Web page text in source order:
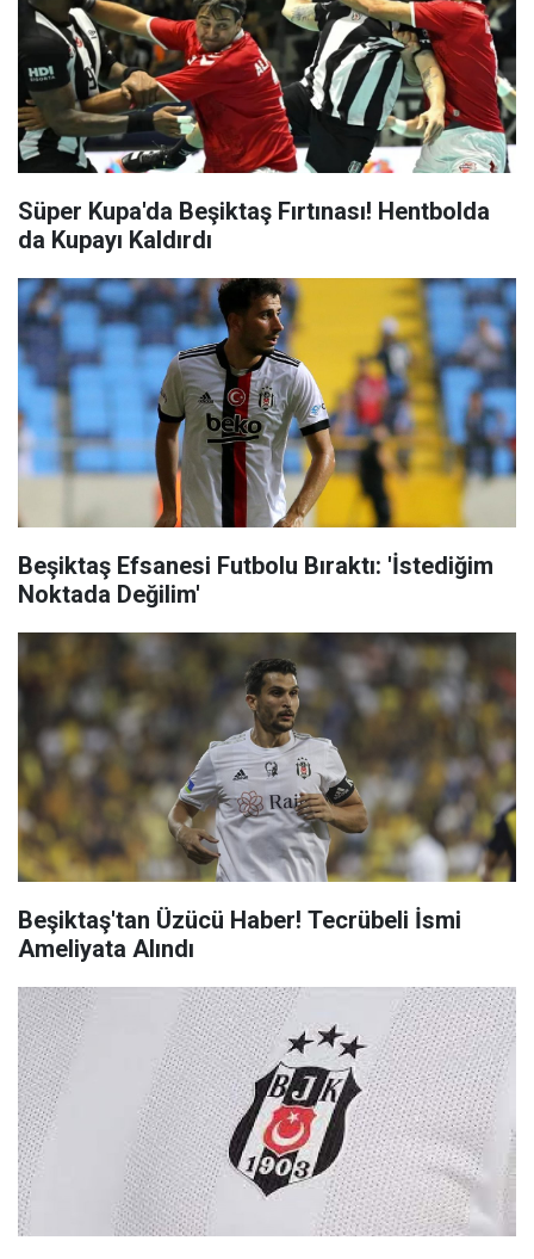
Süper Kupa'da Beşiktaş Fırtınası! Hentbolda
da Kupayı Kaldırdı
Beşiktaş Efsanesi Futbolu Bıraktı: 'İstediğim
Noktada Değilim'
Beşiktaş'tan Üzücü Haber! Tecrübeli İsmi
Ameliyata Alındı